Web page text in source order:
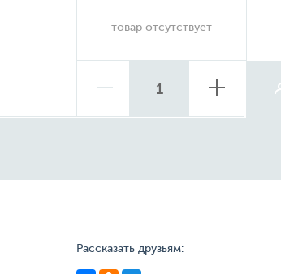
товар отсутствует
Рассказать друзьям: